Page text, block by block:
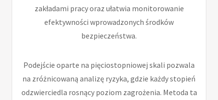
zakładami pracy oraz ułatwia monitorowanie
efektywności wprowadzonych środków
bezpieczeństwa.
Podejście oparte na pięciostopniowej skali pozwala
na zróżnicowaną analizę ryzyka, gdzie każdy stopień
odzwierciedla rosnący poziom zagrożenia. Metoda ta